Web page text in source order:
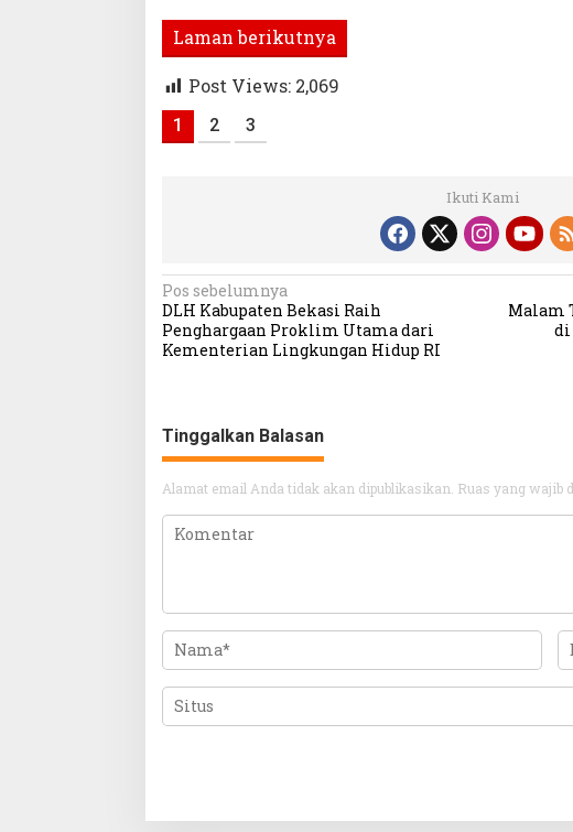
Laman berikutnya
Post Views: 2,069
1 2 3
Ikuti Kami
Navigasi
pos
Pos sebelumnya
DLH Kabupaten Bekasi Raih
Penghargaan Proklim Utama dari
Kementerian Lingkungan Hidup RI
Malam
di
Tinggalkan Balasan
Alamat email Anda tidak akan dipublikasikan. Ruas yang wajib